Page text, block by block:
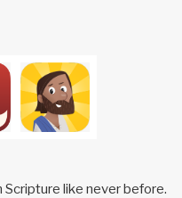
Scripture like never before.